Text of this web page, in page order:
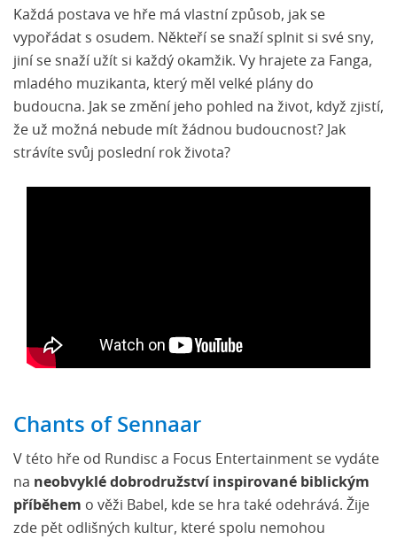
Každá postava ve hře má vlastní způsob, jak se
vypořádat s osudem. Někteří se snaží splnit si své sny,
jiní se snaží užít si každý okamžik. Vy hrajete za Fanga,
mladého muzikanta, který měl velké plány do
budoucna. Jak se změní jeho pohled na život, když zjistí,
že už možná nebude mít žádnou budoucnost? Jak
strávíte svůj poslední rok života?
Chants of Sennaar
V této hře od Rundisc a Focus Entertainment se vydáte
na neobvyklé dobrodružství inspirované biblickým
příběhem o věži Babel, kde se hra také odehrává. Žije
zde pět odlišných kultur, které spolu nemohou